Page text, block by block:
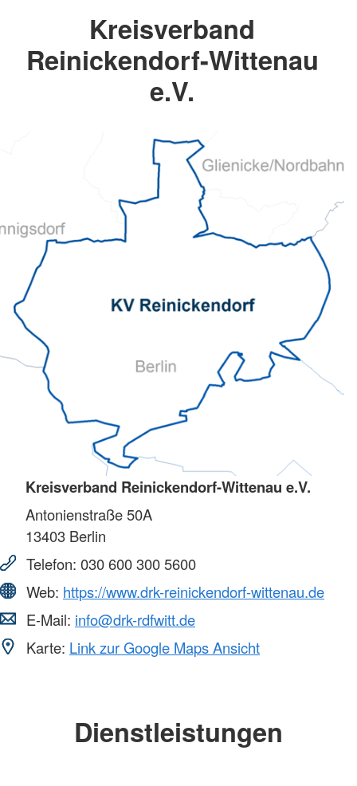
Kreisverband
Reinickendorf-Wittenau
e.V.
Kreisverband Reinickendorf-Wittenau e.V.
Antonienstraße 50A
13403 Berlin
Telefon: 030 600 300 5600
Web: https://www.drk-reinickendorf-wittenau.de
E-Mail: info@drk-rdfwitt.de
Karte: Link zur Google Maps Ansicht
Dienstleistungen